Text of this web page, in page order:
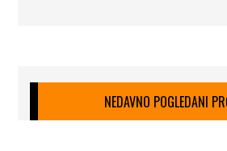
NEDAVNO POGLEDANI